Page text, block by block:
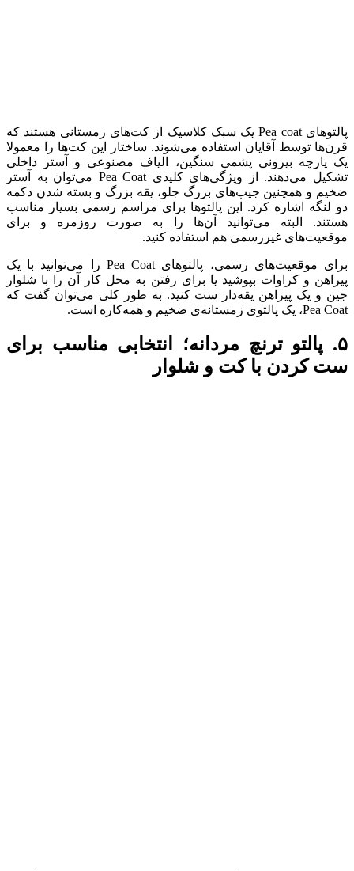
پالتوهای Pea coat یک سبک کلاسیک از کت‌های زمستانی هستند که
قرن‌ها توسط آقایان استفاده می‌شوند. ساختار این کت‌ها را معمولا
یک پارچه بیرونی پشمی سنگین، الیاف مصنوعی و آستر داخلی
تشکیل می‌دهند. از ویژگی‌های کلیدی Pea Coat می‌توان به آستر
ضخیم و همچنین جیب‌های بزرگ جلو، یقه‌ بزرگ و بسته شدن دکمه
دو لنگه اشاره کرد. این پالتوها برای مراسم رسمی بسیار مناسب
هستند. البته می‌توانید آن‌ها را به صورت روزمره و برای
موقعیت‌های غیررسمی هم استفاده کنید.
برای موقعیت‌های رسمی، پالتوهای Pea Coat را می‌توانید با یک
پیراهن و کراوات بپوشید یا برای رفتن به محل کار آن را با شلوار
جین و یک پیراهن یقه‌دار ست کنید. به طور کلی می‌توان گفت که
Pea Coat، یک پالتوی زمستانه‌ی ضخیم و همه‌کاره است.
۵. پالتو ترنچ مردانه؛ انتخابی مناسب برای
ست کردن با کت و شلوار